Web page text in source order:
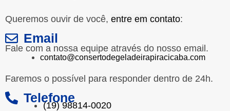
Queremos ouvir de você, entre em contato:
Email
Fale com a nossa equipe através do nosso email.
contato@consertodegeladeirapiracicaba.com
Faremos o possível para responder dentro de 24h.
Telefone
(19) 98814-0020